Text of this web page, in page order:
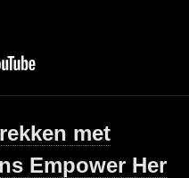
met
Empower Her